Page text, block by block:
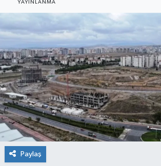
YAYINLANMA
Paylaş
Sağlık
Siyaset
Spor
Teknoloji
Türkiye